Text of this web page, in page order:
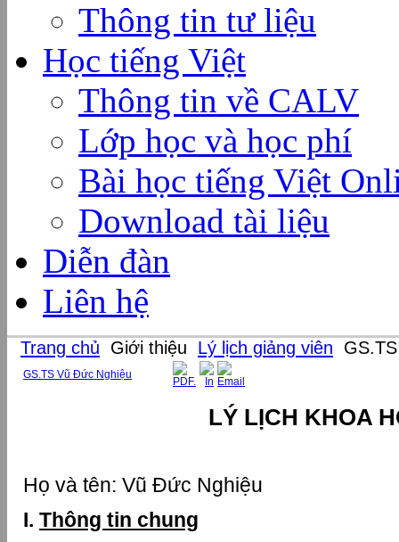
Thông tin tư liệu
Học tiếng Việt
Thông tin về CALV
Lớp học và học phí
Bài học tiếng Việt
Download tài liệu
Diễn đàn
Liên hệ
Trang chủ Giới thiệu Lý lịch giảng viên
GS.TS Vũ Đức Nghiệu
LÝ LỊCH KHOA
Họ và tên: Vũ Đức Nghiệu
I. Thông tin chung